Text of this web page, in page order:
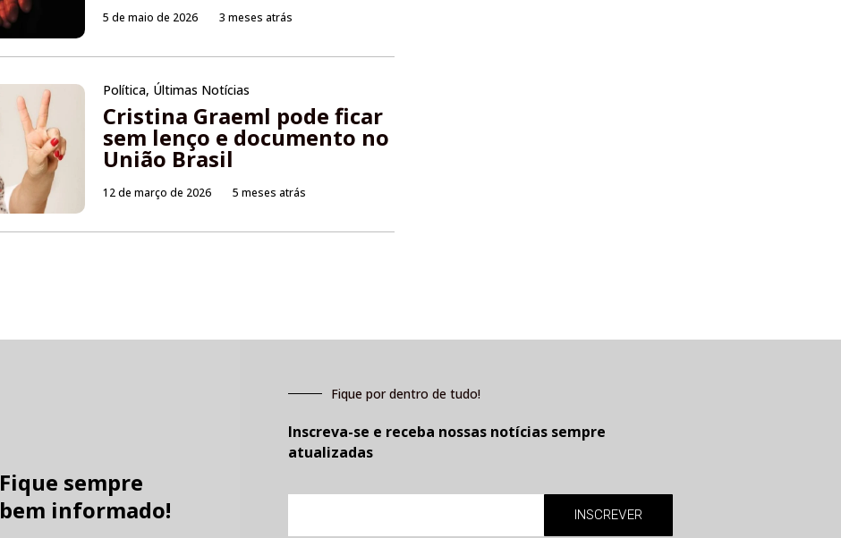
5 de maio de 2026 3 meses atrás
Política, Últimas Notícias
Cristina Graeml pode ficar
sem lenço e documento no
União Brasil
12 de março de 2026 5 meses atrás
Fique sempre
bem informado!
Fique por dentro de tudo!
Inscreva-se e receba nossas notícias sempre
atualizadas
INSCREVER